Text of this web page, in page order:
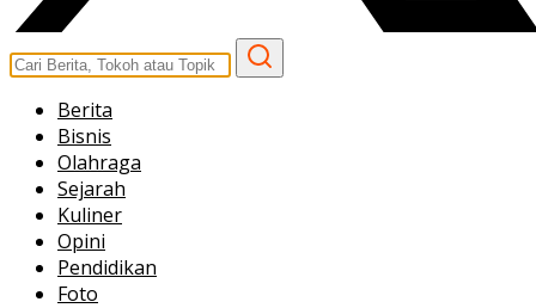
Berita
Bisnis
Olahraga
Sejarah
Kuliner
Opini
Pendidikan
Foto